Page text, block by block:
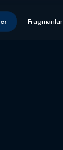
Fragmanlar